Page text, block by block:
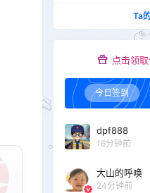
Ta
点击领取
今日签到
dpf888
16分钟前
大山的呼唤
24分钟前